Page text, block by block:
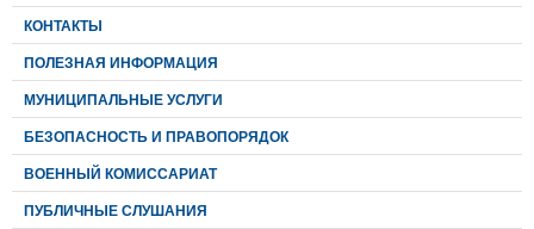
КОНТАКТЫ
ПОЛЕЗНАЯ ИНФОРМАЦИЯ
МУНИЦИПАЛЬНЫЕ УСЛУГИ
БЕЗОПАСНОСТЬ И ПРАВОПОРЯДОК
ВОЕННЫЙ КОМИССАРИАТ
ПУБЛИЧНЫЕ СЛУШАНИЯ